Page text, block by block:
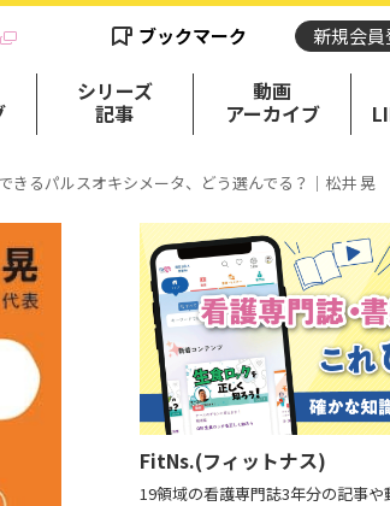
ブックマーク 新規会
シリーズ
記事
動画
アーカイブ
るパルスオキシメータ、どう選んでる？｜松井 晃
FitNs.(フィットナス)
19領域の看護専門誌3年分の記事